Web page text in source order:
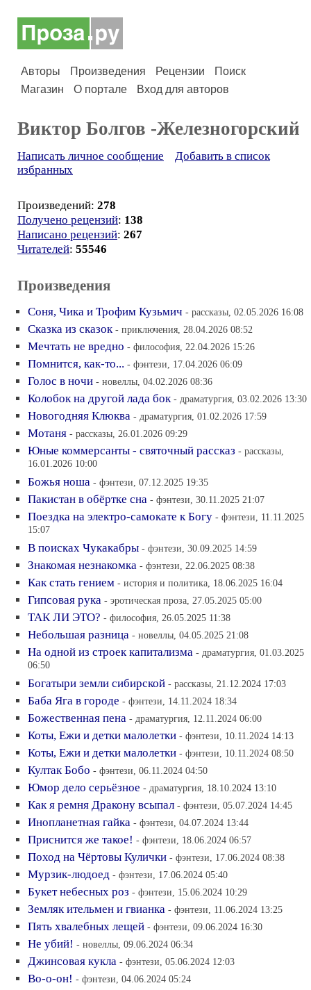
Авторы Произведения Рецензии
Поиск
Магазин
О портале Вход для авторов
Виктор Болгов -Железногорский
Написать личное сообщение
Добавить в список
избранных
Произведений: 278
Получено рецензий: 138
Написано рецензий: 267
Читателей: 55546
Произведения
Соня, Чика и Трофим Кузьмич - рассказы, 02.05.2026 16:08
Сказка из сказок - приключения, 28.04.2026 08:52
Мечтать не вредно - философия, 22.04.2026 15:26
Помнится, как-то... - фэнтези, 17.04.2026 06:09
Голос в ночи - новеллы, 04.02.2026 08:36
Колобок на другой лада бок - драматургия, 03.02.2026 13:30
Новогодняя Клюква - драматургия, 01.02.2026 17:59
Мотаня - рассказы, 26.01.2026 09:29
Юные коммерсанты - святочный рассказ - рассказы,
16.01.2026 10:00
Божья ноша - фэнтези, 07.12.2025 19:35
Пакистан в обёртке сна - фэнтези, 30.11.2025 21:07
Поездка на электро-самокате к Богу - фэнтези, 11.11.2025
15:07
В поисках Чукакабры - фэнтези, 30.09.2025 14:59
Знакомая незнакомка - фэнтези, 22.06.2025 08:38
Как стать гением - история и политика, 18.06.2025 16:04
Гипсовая рука - эротическая проза, 27.05.2025 05:00
ТАК ЛИ ЭТО? - философия, 26.05.2025 11:38
Небольшая разница - новеллы, 04.05.2025 21:08
На одной из строек капитализма - драматургия, 01.03.2025
06:50
Богатыри земли сибирской - рассказы, 21.12.2024 17:03
Баба Яга в городе - фэнтези, 14.11.2024 18:34
Божественная пена - драматургия, 12.11.2024 06:00
Коты, Ежи и детки малолетки - фэнтези, 10.11.2024 14:13
Коты, Ежи и детки малолетки - фэнтези, 10.11.2024 08:50
Култак Бобо - фэнтези, 06.11.2024 04:50
Юмор дело серьёзное - драматургия, 18.10.2024 13:10
Как я ремня Дракону всыпал - фэнтези, 05.07.2024 14:45
Инопланетная гайка - фэнтези, 04.07.2024 13:44
Приснится же такое! - фэнтези, 18.06.2024 06:57
Поход на Чёртовы Кулички - фэнтези, 17.06.2024 08:38
Мурзик-людоед - фэнтези, 17.06.2024 05:40
Букет небесных роз - фэнтези, 15.06.2024 10:29
Земляк ительмен и гвианка - фэнтези, 11.06.2024 13:25
Пять хвалебных лещей - фэнтези, 09.06.2024 16:30
Не убий! - новеллы, 09.06.2024 06:34
Джинсовая кукла - фэнтези, 05.06.2024 12:03
Во-о-он! - фэнтези, 04.06.2024 05:24